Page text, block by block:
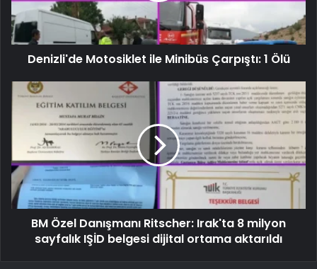
Denizli'de Motosiklet ile Minibüs Çarpıştı: 1 Ölü
BM Özel Danışmanı Ritscher: Irak'ta 8 milyon
sayfalık IŞİD belgesi dijital ortama aktarıldı